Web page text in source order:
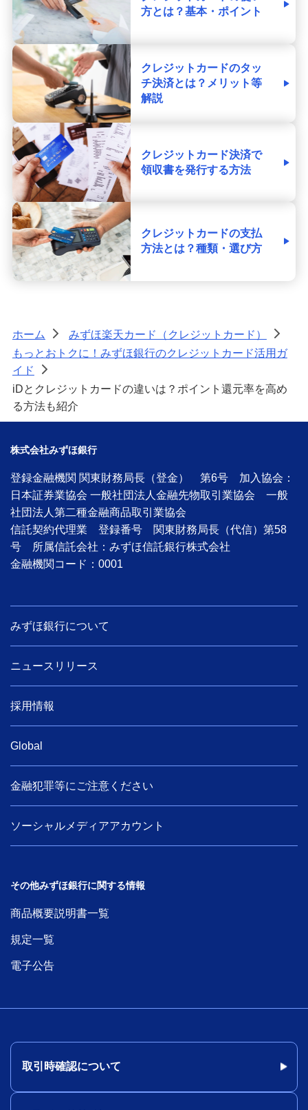
方とは？基本・ポイント
クレジットカードのタッ
チ決済とは？メリット等
解説
クレジットカード決済で
領収書を発行する方法
クレジットカードの支払
方法とは？種類・選び方
ホーム > みずほ楽天カード（クレジットカード）
>
もっとおトクに！みずほ銀行のクレジットカード活用ガ
イド
>
iDとクレジットカードの違いは？ポイント還元率を高め
る方法も紹介
株式会社みずほ銀行
登録金融機関 関東財務局長（登金） 第6号 加入協会：
日本証券業協会 一般社団法人金融先物取引業協会 一般
社団法人第二種金融商品取引業協会
信託契約代理業 登録番号 関東財務局長（代信）第58
号 所属信託会社：みずほ信託銀行株式会社
金融機関コード：0001
みずほ銀行について
ニュースリリース
採用情報
Global
金融犯罪等にご注意ください
ソーシャルメディアアカウント
その他みずほ銀行に関する情報
商品概要説明書一覧
規定一覧
電子公告
取引時確認について